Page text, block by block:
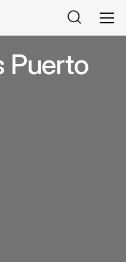
Buscar
Puerto